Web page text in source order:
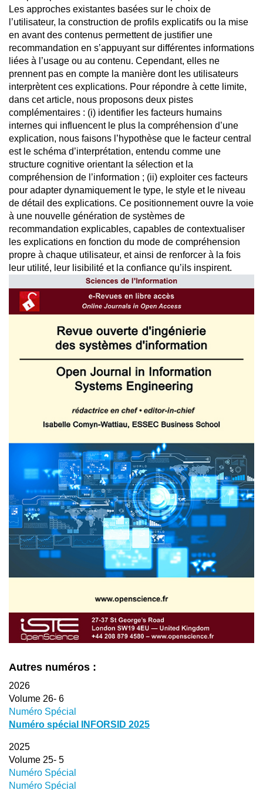
Les approches existantes basées sur le choix de
l’utilisateur, la construction de profils explicatifs ou la mise
en avant des contenus permettent de justifier une
recommandation en s’appuyant sur différentes informations
liées à l’usage ou au contenu. Cependant, elles ne
prennent pas en compte la manière dont les utilisateurs
interprètent ces explications. Pour répondre à cette limite,
dans cet article, nous proposons deux pistes
complémentaires : (i) identifier les facteurs humains
internes qui influencent le plus la compréhension d’une
explication, nous faisons l’hypothèse que le facteur central
est le schéma d’interprétation, entendu comme une
structure cognitive orientant la sélection et la
compréhension de l’information ; (ii) exploiter ces facteurs
pour adapter dynamiquement le type, le style et le niveau
de détail des explications. Ce positionnement ouvre la voie
à une nouvelle génération de systèmes de
recommandation explicables, capables de contextualiser
les explications en fonction du mode de compréhension
propre à chaque utilisateur, et ainsi de renforcer à la fois
leur utilité, leur lisibilité et la confiance qu’ils inspirent.
Autres numéros :
2026
Volume 26- 6
Numéro Spécial
Numéro spécial INFORSID 2025
2025
Volume 25- 5
Numéro Spécial
Numéro Spécial